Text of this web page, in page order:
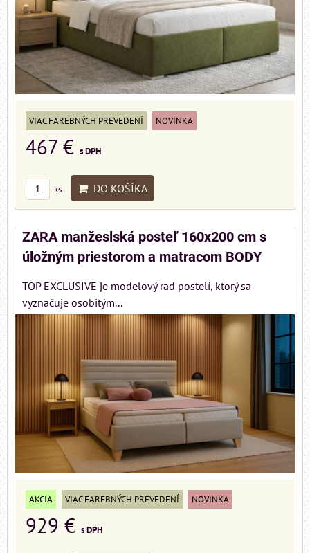
VIAC FAREBNÝCH PREVEDENÍ NOVINKA
467 € s DPH
ks DO KOŠÍKA
ZARA manžeslská posteľ 160x200 cm s
úložným priestorom a matracom BODY
TOP EXCLUSIVE je modelový rad postelí, ktorý sa
vyznačuje osobitým...
AKCIA VIAC FAREBNÝCH PREVEDENÍ NOVINKA
929 € s DPH